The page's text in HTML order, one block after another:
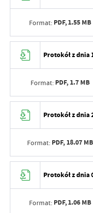
Format: PDF,1.55 MB
Protokół z dnia
Format: PDF, 1.7 MB
Protokół z dnia
Format: PDF, 18.07 MB
Protokół z dnia
Format: PDF,1.06 MB